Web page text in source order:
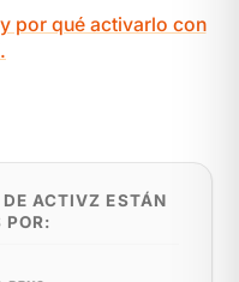
por qué activarlo con
ACTIVZ ESTÁN
POR: